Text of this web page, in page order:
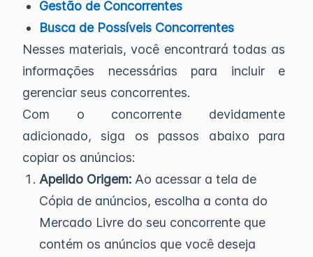
Gestão de Concorrentes
Busca de Possíveis Concorrentes
Nesses materiais, você encontrará todas as
informações necessárias para incluir e
gerenciar seus concorrentes.
Com o concorrente devidamente
adicionado, siga os passos abaixo para
copiar os anúncios:
Apelido Origem: Ao acessar a tela de
Cópia de anúncios, escolha a conta do
Mercado Livre do seu concorrente que
contém os anúncios que você deseja